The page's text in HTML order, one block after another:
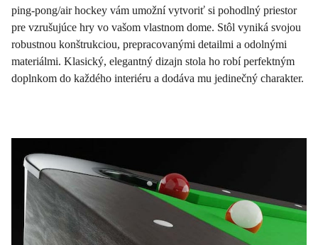
ping-pong/air hockey vám umožní vytvoriť si pohodlný priestor
pre vzrušujúce hry vo vašom vlastnom dome. Stôl vyniká svojou
robustnou konštrukciou, prepracovanými detailmi a odolnými
materiálmi. Klasický, elegantný dizajn stola ho robí perfektným
doplnkom do každého interiéru a dodáva mu jedinečný charakter.